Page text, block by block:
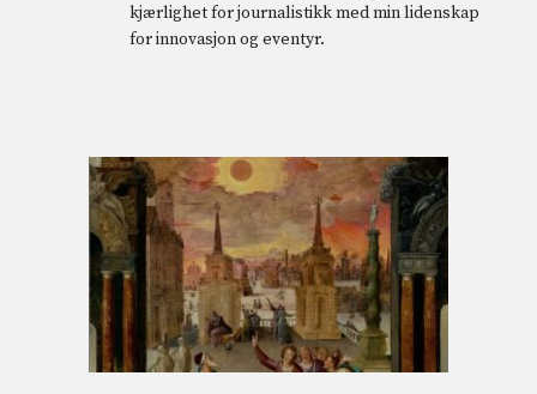
kjærlighet for journalistikk med min lidenskap
for innovasjon og eventyr.